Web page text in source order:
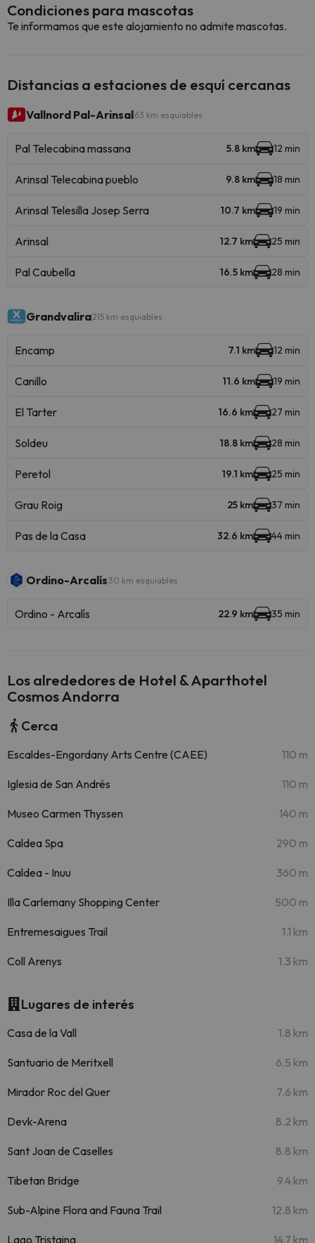
Condiciones para mascotas
Te informamos que este alojamiento no admite mascotas.
Distancias a estaciones de esquí cercanas
Vallnord Pal-Arinsal63 km esquiables
Pal Telecabina massana 5.8 km 12 min
Arinsal Telecabina pueblo 9.8 km 18 min
Arinsal Telesilla Josep Serra 10.7 km 19 min
Arinsal 12.7 km 25 min
Pal Caubella 16.5 km 28 min
Grandvalira215 km esquiables
Encamp 7.1 km 12 min
Canillo 11.6 km 19 min
El Tarter 16.6 km 27 min
Soldeu 18.8 km 28 min
Peretol 19.1 km 25 min
Grau Roig 25 km 37 min
Pas de la Casa 32.6 km 44 min
Ordino-Arcalís 30 km esquiables
Ordino - Arcalís 22.9 km 35 min
Los alrededores de Hotel & Aparthotel
Cosmos Andorra
Cerca
Escaldes-Engordany Arts Centre (CAEE) 110 m
Iglesia de San Andrés 110 m
Museo Carmen Thyssen 140 m
Caldea Spa 290 m
Caldea - Inuu 360 m
Illa Carlemany Shopping Center 500 m
Entremesaigues Trail 1.1 km
Coll Arenys 1.3 km
Lugares de interés
Casa de la Vall 1.8 km
Santuario de Meritxell 6.5 km
Mirador Roc del Quer 7.6 km
Devk-Arena 8.2 km
Sant Joan de Caselles 8.8 km
Tibetan Bridge 9.4 km
Sub-Alpine Flora and Fauna Trail 12.8 km
Lago Tristaina 14.7 km